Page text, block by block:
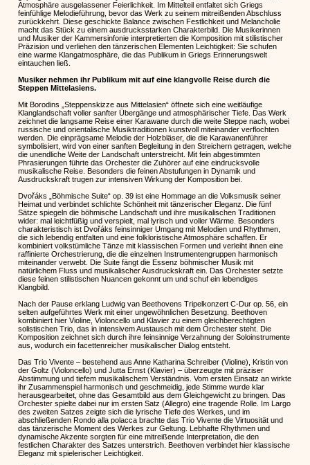
Atmosphäre ausgelassener Feierlichkeit. Im Mittelteil entfaltet sich Griegs
feinfühlige Melodieführung, bevor das Werk zu seinem mitreißenden Abschluss
zurückkehrt. Diese geschickte Balance zwischen Festlichkeit und Melancholie
macht das Stück zu einem ausdrucksstarken Charakterbild. Die Musikerinnen
und Musiker der Kammersinfonie interpretierten die Komposition mit stilistischer
Präzision und verliehen den tänzerischen Elementen Leichtigkeit: Sie schufen
eine warme Klangatmosphäre, die das Publikum in Griegs Erinnerungswelt
eintauchen ließ.
Musiker nehmen ihr Publikum mit auf eine klangvolle Reise durch die
Steppen Mittelasiens.
Mit Borodins „Steppenskizze aus Mittelasien“ öffnete sich eine weitläufige
Klanglandschaft voller sanfter Übergänge und atmosphärischer Tiefe. Das Werk
zeichnet die langsame Reise einer Karawane durch die weite Steppe nach, wobei
russische und orientalische Musiktraditionen kunstvoll miteinander verflochten
werden. Die einprägsame Melodie der Holzbläser, die die Karawanenführer
symbolisiert, wird von einer sanften Begleitung in den Streichern getragen, welche
die unendliche Weite der Landschaft unterstreicht. Mit fein abgestimmten
Phrasierungen führte das Orchester die Zuhörer auf eine eindrucksvolle
musikalische Reise. Besonders die feinen Abstufungen in Dynamik und
Ausdruckskraft trugen zur intensiven Wirkung der Komposition bei.
Dvořáks „Böhmische Suite“ op. 39 ist eine Hommage an die Volksmusik seiner
Heimat und verbindet schlichte Schönheit mit tänzerischer Eleganz. Die fünf
Sätze spiegeln die böhmische Landschaft und ihre musikalischen Traditionen
wider: mal leichtfüßig und verspielt, mal lyrisch und voller Wärme. Besonders
charakteristisch ist Dvořáks feinsinniger Umgang mit Melodien und Rhythmen,
die sich lebendig entfalten und eine folkloristische Atmosphäre schaffen. Er
kombiniert volkstümliche Tänze mit klassischen Formen und verleiht ihnen eine
raffinierte Orchestrierung, die die einzelnen Instrumentengruppen harmonisch
miteinander verwebt. Die Suite fängt die Essenz böhmischer Musik mit
natürlichem Fluss und musikalischer Ausdruckskraft ein. Das Orchester setzte
diese feinen stilistischen Nuancen gekonnt um und schuf ein lebendiges
Klangbild.
Nach der Pause erklang Ludwig van Beethovens Tripelkonzert C-Dur op. 56, ein
selten aufgeführtes Werk mit einer ungewöhnlichen Besetzung. Beethoven
kombiniert hier Violine, Violoncello und Klavier zu einem gleichberechtigten
solistischen Trio, das in intensivem Austausch mit dem Orchester steht. Die
Komposition zeichnet sich durch ihre feinsinnige Verzahnung der Soloinstrumente
aus, wodurch ein facettenreicher musikalischer Dialog entsteht.
Das Trio Vivente – bestehend aus Anne Katharina Schreiber (Violine), Kristin von
der Goltz (Violoncello) und Jutta Ernst (Klavier) – überzeugte mit präziser
Abstimmung und tiefem musikalischem Verständnis. Vom ersten Einsatz an wirkte
ihr Zusammenspiel harmonisch und geschmeidig, jede Stimme wurde klar
herausgearbeitet, ohne das Gesamtbild aus dem Gleichgewicht zu bringen. Das
Orchester spielte dabei nur im ersten Satz (Allegro) eine tragende Rolle. Im Largo
des zweiten Satzes zeigte sich die lyrische Tiefe des Werkes, und im
abschließenden Rondo alla polacca brachte das Trio Vivente die Virtuosität und
das tänzerische Moment des Werkes zur Geltung. Lebhafte Rhythmen und
dynamische Akzente sorgten für eine mitreißende Interpretation, die den
festlichen Charakter des Satzes unterstrich. Beethoven verbindet hier klassische
Eleganz mit spielerischer Leichtigkeit.